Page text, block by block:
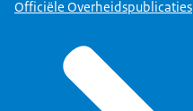
Officiële Overheidspublicaties